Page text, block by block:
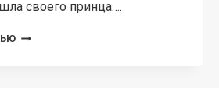
своего принца….
МАРГОША